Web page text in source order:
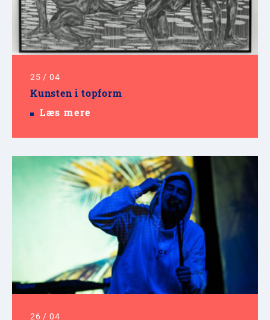
25 / 04
Kunsten i topform
Læs mere
26 / 04